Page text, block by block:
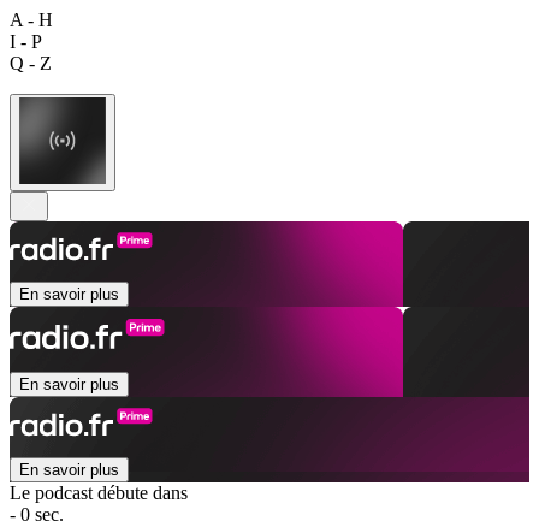
A - H
I - P
Q - Z
En savoir plus
En savoir plus
En savoir plus
Le podcast débute dans
- 0 sec.